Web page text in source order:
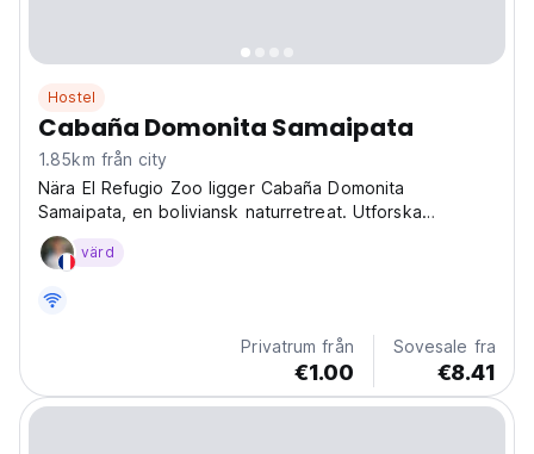
Hostel
Cabaña Domonita Samaipata
1.85km från city
Nära El Refugio Zoo ligger Cabaña Domonita
Samaipata, en boliviansk naturretreat. Utforska
Samaipatas skönhet från våra mysiga stugor – perfekt
för naturälskare! (Auto-translated from original
värd
Privatrum från
€1.00
Sovesale fra
€8.41